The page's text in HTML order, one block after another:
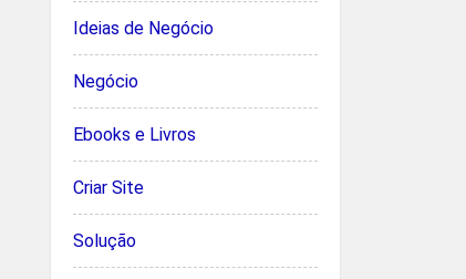
Ideias de Negócio
Negócio
Ebooks e Livros
Criar Site
Solução